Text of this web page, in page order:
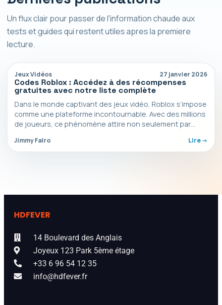
Un flux clair pour passer de l'information chaude aux
tests et guides qui restent utiles apres la premiere
lecture.
Jeux Vidéos 27 janvier 2026
Codes Roblox : Accédez à des récompenses
gratuites avec notre liste complète
Dans le monde captivant des jeux vidéo, Roblox s’impose
comme une plateforme incontournable. Avec des millions
de joueurs, ce phénomène attire non seulement par…
Jimmy Falro Lire ->
HDFEVER
14 Boulevard des Anglais
Joyeux 123 Park 5ème étage
+33 6 96 54 12 35
info@hdfever.fr